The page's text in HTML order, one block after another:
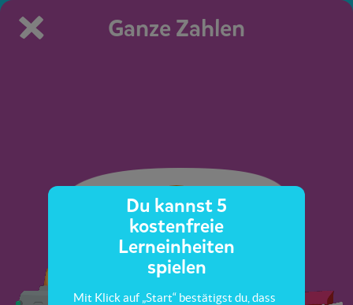
Ganze Zahlen
Du kannst 5
kostenfreie
Lerneinheiten
spielen
Mit Klick auf „Start“ bestätigst du, dass